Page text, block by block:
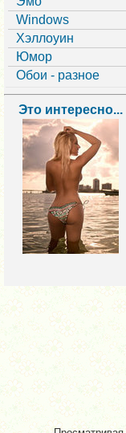
Windows
Хэллоуин
Юмор
Обои - разное
Это интересно...